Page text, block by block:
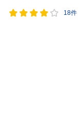
18件